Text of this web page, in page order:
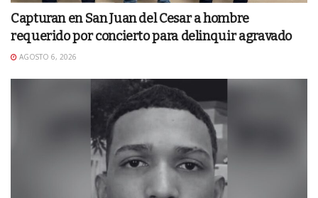
Capturan en San Juan del Cesar a hombre
requerido por concierto para delinquir agravado
AGOSTO 6, 2026